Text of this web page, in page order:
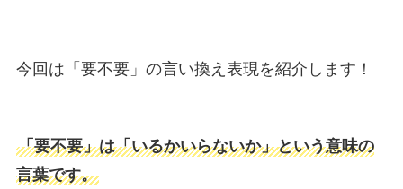
今回は「要不要」の言い換え表現を紹介します！
「要不要」は「いるかいらないか」という意味の
言葉です。